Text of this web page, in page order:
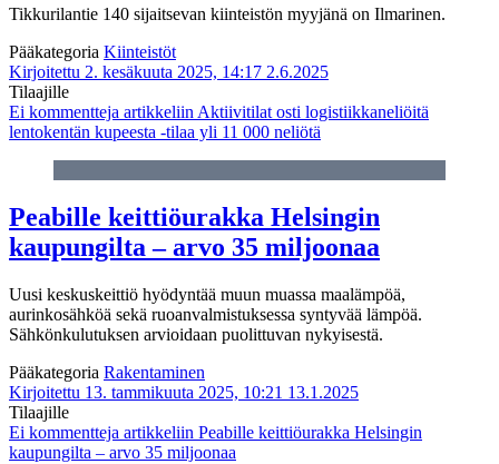
Tikkurilantie 140 sijaitsevan kiinteistön myyjänä on Ilmarinen.
Pääkategoria Kiinteistöt
Kirjoitettu 2. kesäkuuta 2025, 14:17 2.6.2025
Tilaajille
Ei kommentteja artikkeliin Aktiivitilat osti logistiikkaneliöitä
lentokentän kupeesta -tilaa yli 11 000 neliötä
Peabille keittiöurakka Helsingin
kaupungilta – arvo 35 miljoonaa
Uusi keskuskeittiö hyödyntää muun muassa maalämpöä,
aurinkosähköä sekä ruoanvalmistuksessa syntyvää lämpöä.
Sähkönkulutuksen arvioidaan puolittuvan nykyisestä.
Pääkategoria Rakentaminen
Kirjoitettu 13. tammikuuta 2025, 10:21 13.1.2025
Tilaajille
Ei kommentteja artikkeliin Peabille keittiöurakka Helsingin
kaupungilta – arvo 35 miljoonaa